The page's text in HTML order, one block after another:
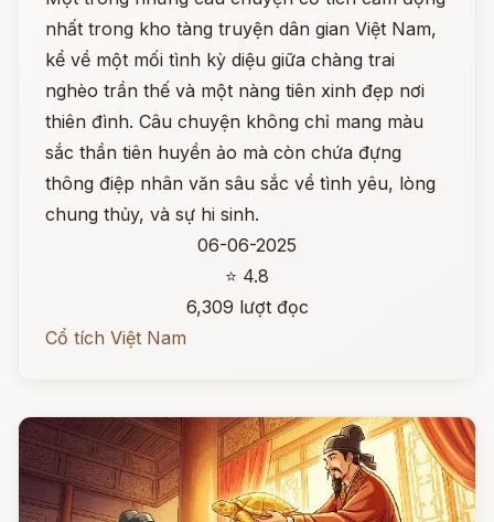
nhất trong kho tàng truyện dân gian Việt Nam,
kể về một mối tình kỳ diệu giữa chàng trai
nghèo trần thế và một nàng tiên xinh đẹp nơi
thiên đình. Câu chuyện không chỉ mang màu
sắc thần tiên huyền ảo mà còn chứa đựng
thông điệp nhân văn sâu sắc về tình yêu, lòng
chung thủy, và sự hi sinh.
06-06-2025
⭐ 4.8
6,309 lượt đọc
Cổ tích Việt Nam